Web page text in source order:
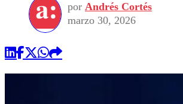
por Andrés Cortés
marzo 30, 2026